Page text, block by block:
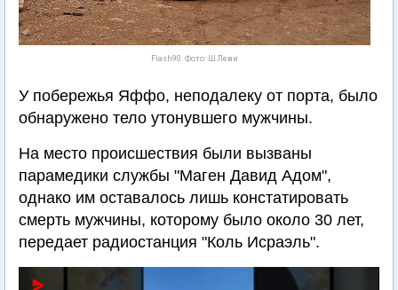
Flash90. Фото: Ш.Леви
У побережья Яффо, неподалеку от порта, было
обнаружено тело утонувшего мужчины.
На место происшествия были вызваны
парамедики службы "Маген Давид Адом",
однако им оставалось лишь констатировать
смерть мужчины, которому было около 30 лет,
передает радиостанция "Коль Исраэль".